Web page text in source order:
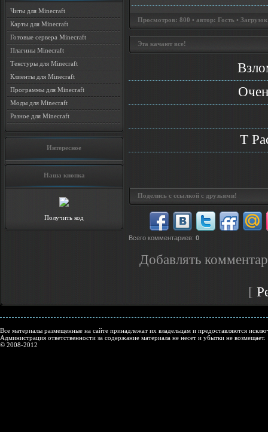
Читы для Minecraft
Карты для Minecraft
Готовые сервера Minecraft
Плагины Minecraft
Текстуры для Minecraft
Клиенты для Minecraft
Программы для Minecraft
Моды для Minecraft
Разное для Minecraft
Интересное
Наша кнопка
Получить код
Просмотров: 800 • автор: Гость •
Эта качают все!
T
Поделись с ссылкой с друзьями!
Всего комментариев: 0
Добавлять
[
Все материалы размещенные на сайте принадлежат их владельцам и предоставляются
Администрация ответственности за содержание материала не несет и убытки не возмещает.
© 2008-2012